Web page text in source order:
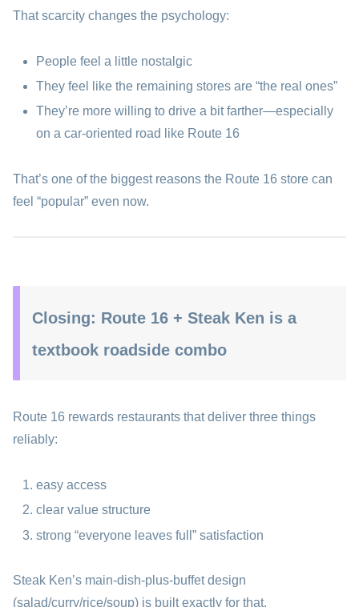
That scarcity changes the psychology:
People feel a little nostalgic
They feel like the remaining stores are “the real ones”
They’re more willing to drive a bit farther—especially
on a car-oriented road like Route 16
That’s one of the biggest reasons the Route 16 store can
feel “popular” even now.
Closing: Route 16 + Steak Ken is a
textbook roadside combo
Route 16 rewards restaurants that deliver three things
reliably:
easy access
clear value structure
strong “everyone leaves full” satisfaction
Steak Ken’s main-dish-plus-buffet design
(salad/curry/rice/soup) is built exactly for that.